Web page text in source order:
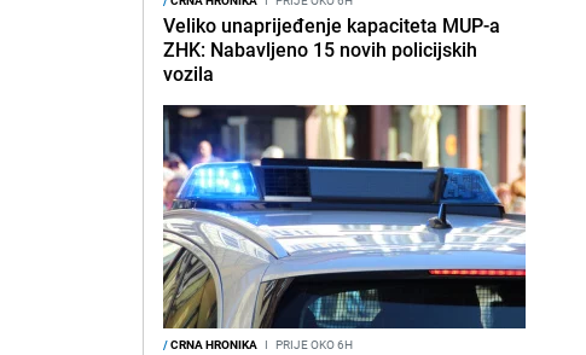
Veliko unaprijeđenje kapaciteta MUP-a
ZHK: Nabavljeno 15 novih policijskih
vozila
/CRNA HRONIKA I PRIJE OKO 6H